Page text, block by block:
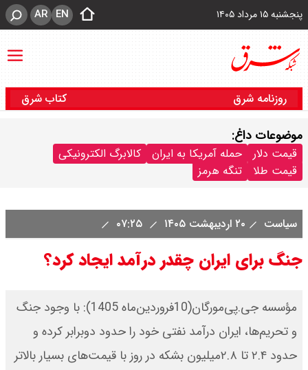
پنجشنبه ۱۵ مرداد ۱۴۰۵ EN
AR
روزنامه شرق کتاب شرق
موضوعات داغ:
قیمت دلار حمله آمریکا به ایران
کالابرگ الکترونیکی
قیمت طلا
تنگه هرمز
سیاست ۲۰ اردیبهشت ۱۴۰۵
جنگ برای ایران چقدر درآمد ایجاد کرد؟
مؤسسه جی.پی‌مورگان(10فروردین‌ماه 1405): با وجود جنگ
و تحریم‌ها، ایران درآمد نفتی خود را حدود دوبرابر کرده و
حدود ۲.۴ تا ۲.۸میلیون بشکه در روز با قیمت‌های بسیار بالاتر